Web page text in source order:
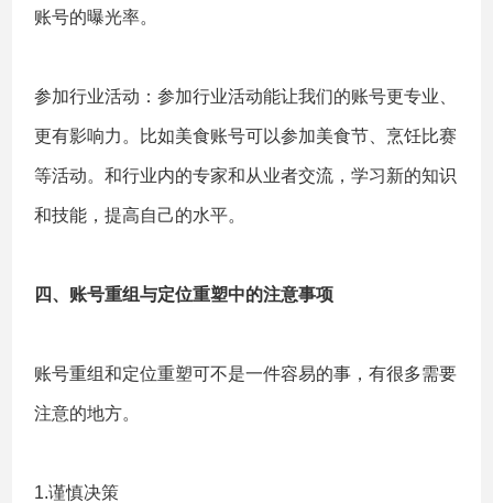
账号的曝光率。
参加行业活动：参加行业活动能让我们的账号更专业、
更有影响力。比如美食账号可以参加美食节、烹饪比赛
等活动。和行业内的专家和从业者交流，学习新的知识
和技能，提高自己的水平。
四、账号重组与定位重塑中的注意事项
账号重组和定位重塑可不是一件容易的事，有很多需要
注意的地方。
1.谨慎决策